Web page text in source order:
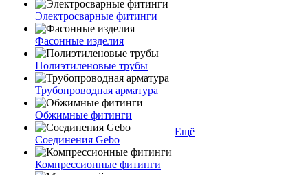
Электросварные фитинги
Фасонные изделия
Полиэтиленовые трубы
Трубопроводная арматура
Обжимные фитинги
Соединения Gebo
Компрессионные фитинги
Ещё